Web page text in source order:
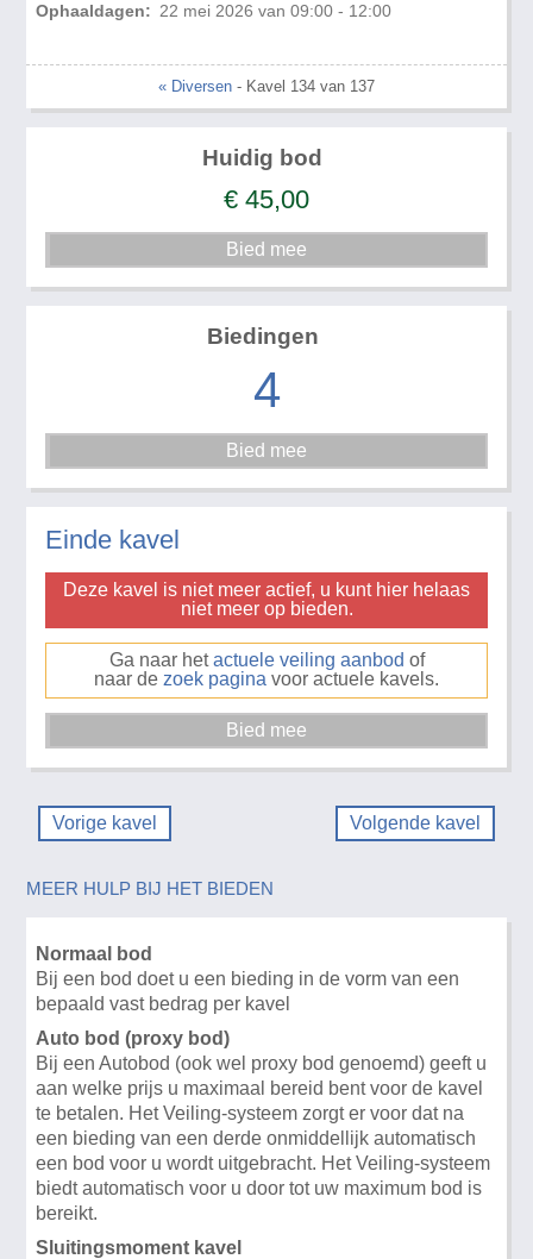
Ophaaldagen: 22 mei 2026 van 09:00 - 12:00
« Diversen - Kavel 134 van 137
Huidig bod
€ 45,00
Biedingen
4
Einde kavel
Deze kavel is niet meer actief, u kunt hier helaas
niet meer op bieden.
Ga naar hetactuele veiling aanbod of
naar de zoek pagina voor actuele kavels.
Vorige kavel Volgende kavel
MEER HULP BIJ HET BIEDEN
Normaal bod
Bij een bod doet u een bieding in de vorm van een
bepaald vast bedrag per kavel
Auto bod (proxy bod)
Bij een Autobod (ook wel proxy bod genoemd) geeft u
aan welke prijs u maximaal bereid bent voor de kavel
te betalen. Het Veiling-systeem zorgt er voor dat na
een bieding van een derde onmiddellijk automatisch
een bod voor u wordt uitgebracht. Het Veiling-systeem
biedt automatisch voor u door tot uw maximum bod is
bereikt.
Sluitingsmoment kavel